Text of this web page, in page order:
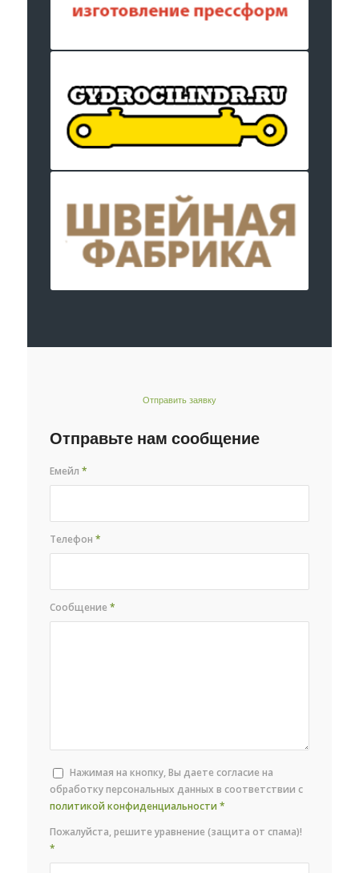
Отправить заявку
Отправьте нам сообщение
Емейл*
Телефон*
Сообщение*
Нажимая на кнопку, Вы даете согласие на
обработку персональных данных в соответствии с
политикой конфиденциальности *
Пожалуйста, решите уравнение (защита от спама)!
*